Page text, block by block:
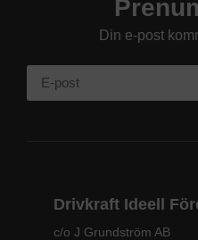
Din e-post
Drivkraft Ideell
c/o J Grundström AB